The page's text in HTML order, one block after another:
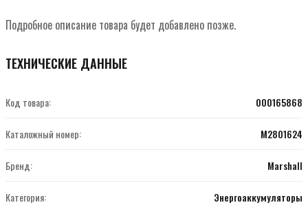
Подробное описание товара будет добавлено позже.
ТЕХНИЧЕСКИЕ ДАННЫЕ
Код товара: 000165868
Каталожный номер: M2801624
Бренд: Marshall
Категория: Энергоаккумуляторы